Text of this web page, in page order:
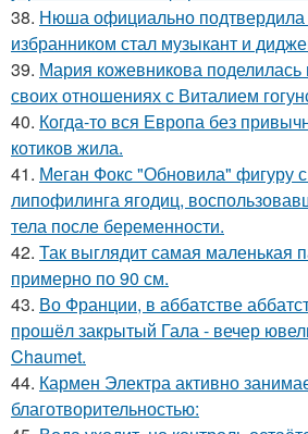
38. Нюша официально
избранником стал музыкант и
39. Мария кожевникова
своих отношениях с Виталием
40. Когда-то вся Европа без
котиков жила.
41. Меган Фокс "Обновила" фигуру
липофилинга ягодиц,
тела после беременности.
42. Так выглядит самая маленькая
примерно по 90 см.
43. Во Франции, в аббатстве
прошёл закрытый Гала - вечер
Chaumet.
44. Кармен Электра активно
благотворительностью: